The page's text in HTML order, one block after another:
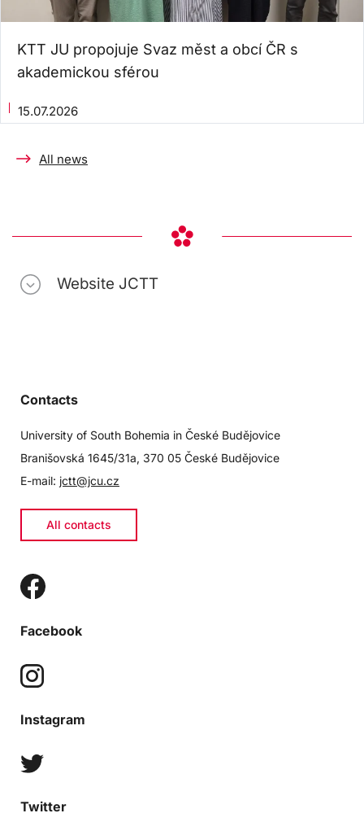
KTT JU propojuje Svaz měst a obcí ČR s
akademickou sférou
15.07.2026
All news
Website JCTT
Contacts
University of South Bohemia in České Budějovice
Branišovská 1645/31a, 370 05 České Budějovice
E-mail: jctt@jcu.cz
All contacts
Facebook
Instagram
Twitter